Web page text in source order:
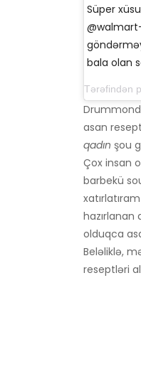
Süper
bala olan
Tərəfindən
asan
qadın şou
Çox insan
barbekü
olduqca
Beləliklə,
reseptləri